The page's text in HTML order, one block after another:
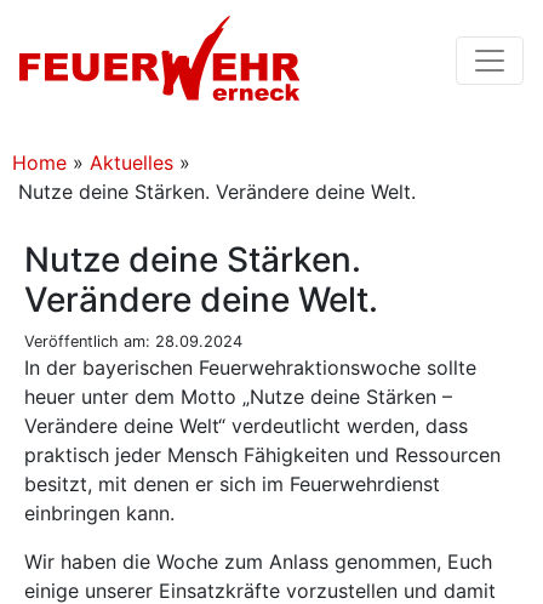
Home » Aktuelles »
Nutze deine Stärken. Verändere deine Welt.
Nutze deine Stärken.
Verändere deine Welt.
Veröffentlich am: 28.09.2024
In der bayerischen Feuerwehraktionswoche sollte
heuer unter dem Motto „Nutze deine Stärken –
Verändere deine Welt“ verdeutlicht werden, dass
praktisch jeder Mensch Fähigkeiten und Ressourcen
besitzt, mit denen er sich im Feuerwehrdienst
einbringen kann.
Wir haben die Woche zum Anlass genommen, Euch
einige unserer Einsatzkräfte vorzustellen und damit